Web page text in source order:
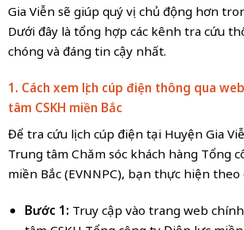
Gia Viễn sẽ giúp quý vị chủ động hơn
Dưới đây là tổng hợp các kênh tra cứu
chóng và đáng tin cậy nhất.
1. Cách xem lịch cúp điện thông qua
tâm CSKH miền Bắc
Để tra cứu lịch cúp điện tại Huyện Gia
Trung tâm Chăm sóc khách hàng Tổng
miền Bắc (EVNNPC), bạn thực hiện theo
Bước 1: Truy cập vào trang web